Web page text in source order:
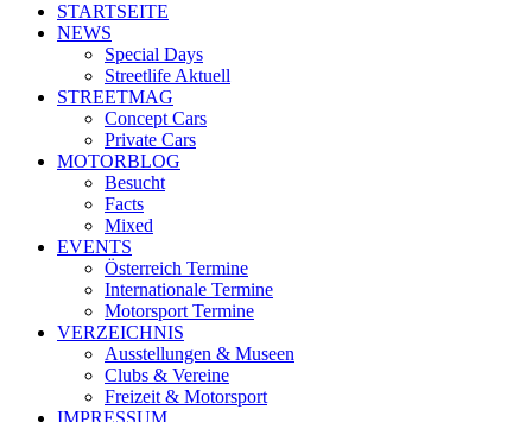
STARTSEITE
NEWS
Special Days
Streetlife Aktuell
STREETMAG
Concept Cars
Private Cars
MOTORBLOG
Besucht
Facts
Mixed
EVENTS
Österreich Termine
Internationale Termine
Motorsport Termine
VERZEICHNIS
Ausstellungen & Museen
Clubs & Vereine
Freizeit & Motorsport
IMPRESSUM